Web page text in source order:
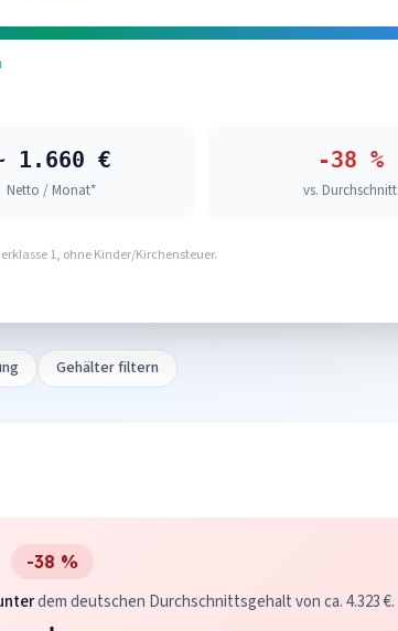
1.660 €
Netto / Monat*
-38 %
vs. Durchschnitt
1, ohne Kinder/Kirchensteuer.
Gehälter filtern
-38 %
dem deutschen Durchschnittsgehalt von ca. 4.323 €.